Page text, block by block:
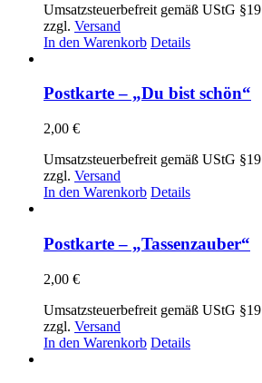
Umsatzsteuerbefreit gemäß UStG §19
zzgl. Versand
In den Warenkorb Details
Postkarte – „Du bist schön“
2,00 €
Umsatzsteuerbefreit gemäß UStG §19
zzgl. Versand
In den Warenkorb Details
Postkarte – „Tassenzauber“
2,00 €
Umsatzsteuerbefreit gemäß UStG §19
zzgl. Versand
In den Warenkorb Details